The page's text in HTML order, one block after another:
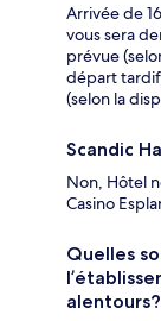
Arrivée de
vous sera
prévue
départ
(selon la
Scandic
Non, Hôtel
Casino
Quelles
alentours?